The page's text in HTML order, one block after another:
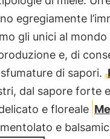
egregiamente
gli unici al
e, di
di sapori.
dal sapore forte
e floreale
e